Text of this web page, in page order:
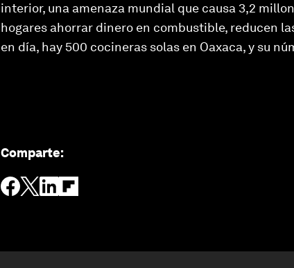
interior, una amenaza mundial que causa 3,2
hogares ahorrar dinero en combustible, reducen
en día, hay 500 cocineras solas en Oaxaca, y su
Comparte: